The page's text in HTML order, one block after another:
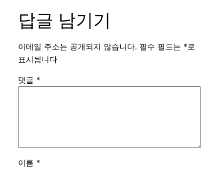
답글 남기기
이메일 주소는 공개되지 않습니다. 필수 필드는 *로
표시됩니다
댓글 *
이름 *